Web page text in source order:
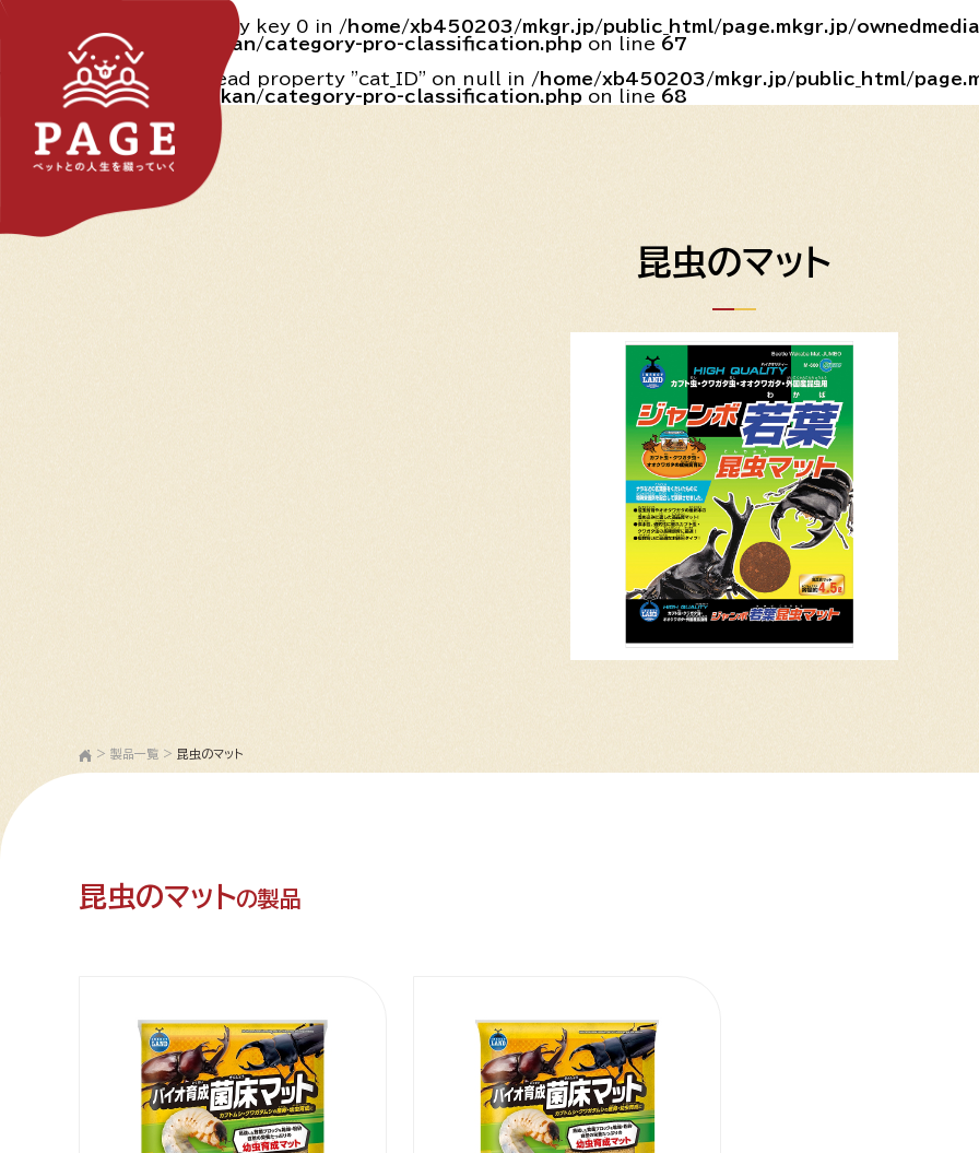
: Undefined array key 0 in /home/xb450203/mkgr.jp/public_html/page.mkgr.jp/
content/themes/marukan/category-pro-classification.php on line 67
Warning: Attempt to read property "cat_ID" on null in /home/xb450203/mkgr.jp/public_html/
content/themes/marukan/category-pro-classification.php on line 68
昆虫のマット
> 製品一覧 > 昆虫のマット
昆虫のマットの製品